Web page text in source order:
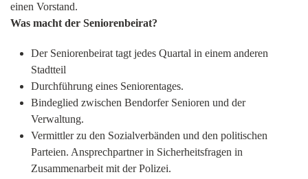
einen Vorstand.
Was macht der Seniorenbeirat?
Der Seniorenbeirat tagt jedes Quartal in einem anderen
Stadtteil
Durchführung eines Seniorentages.
Bindeglied zwischen Bendorfer Senioren und der
Verwaltung.
Vermittler zu den Sozialverbänden und den politischen
Parteien. Ansprechpartner in Sicherheitsfragen in
Zusammenarbeit mit der Polizei.